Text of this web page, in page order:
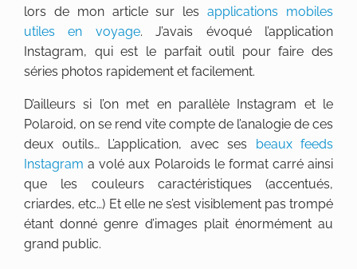
lors de mon article sur lesapplications mobiles
utiles en voyage. J’avais évoqué l’application
Instagram, qui est le parfait outil pour faire des
séries photos rapidement et facilement.
D’ailleurs si l’on met en parallèle Instagram et le
Polaroid, on se rend vite compte de l’analogie de ces
deux outils… L’application, avec ses beaux feeds
Instagram a volé aux Polaroids le format carré ainsi
que les couleurs caractéristiques (accentués,
criardes, etc…) Et elle ne s’est visiblement pas trompé
étant donné genre d’images plait énormément au
grand public.